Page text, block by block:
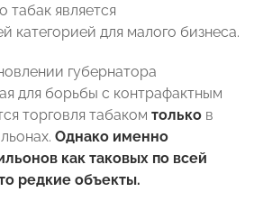
табак является
категорией для малого бизнеса.
губернатора
для борьбы с контрафактным
торговля табаком только в
Однако именно
как таковых по всей
редкие объекты.